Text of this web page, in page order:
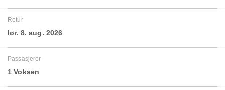
Retur
lør. 8. aug. 2026
Passasjerer
1 Voksen